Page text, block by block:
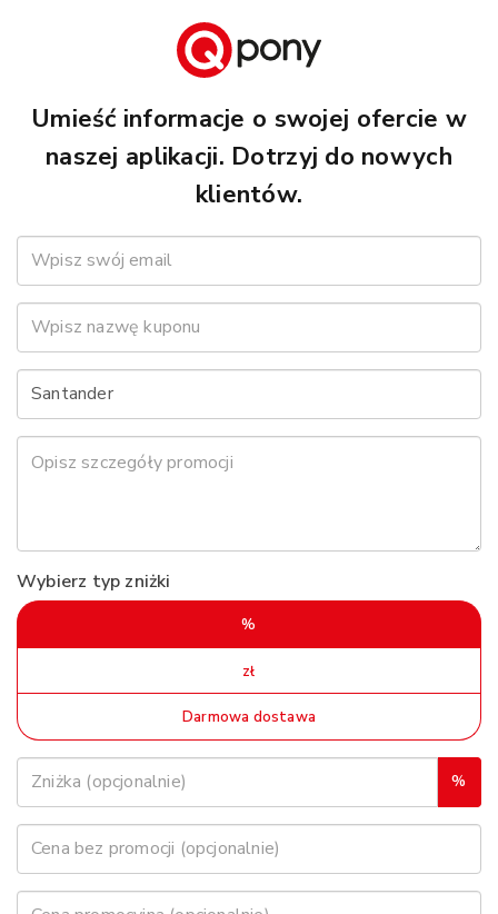
Umieść informacje o swojej ofercie w
naszej aplikacji. Dotrzyj do nowych
klientów.
Wybierz typ zniżki
%
zł
Darmowa dostawa
%